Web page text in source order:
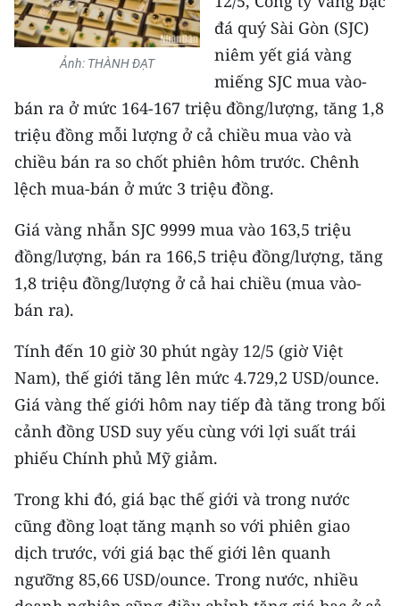
Ảnh: THÀNH ĐẠT
đá quý Sài Gòn (SJC)
niêm yết giá vàng
miếng SJC mua vào-
bán ra ở mức 164-167 triệu đồng/lượng, tăng 1,8
triệu đồng mỗi lượng ở cả chiều mua vào và
chiều bán ra so chốt phiên hôm trước. Chênh
lệch mua-bán ở mức 3 triệu đồng.
Giá vàng nhẫn SJC 9999 mua vào 163,5 triệu
đồng/lượng, bán ra 166,5 triệu đồng/lượng, tăng
1,8 triệu đồng/lượng ở cả hai chiều (mua vào-
bán ra).
Tính đến 10 giờ 30 phút ngày 12/5 (giờ Việt
Nam), thế giới tăng lên mức 4.729,2 USD/ounce.
Giá vàng thế giới hôm nay tiếp đà tăng trong bối
cảnh đồng USD suy yếu cùng với lợi suất trái
phiếu Chính phủ Mỹ giảm.
Trong khi đó, giá bạc thế giới và trong nước
cũng đồng loạt tăng mạnh so với phiên giao
dịch trước, với giá bạc thế giới lên quanh
ngưỡng 85,66 USD/ounce. Trong nước, nhiều